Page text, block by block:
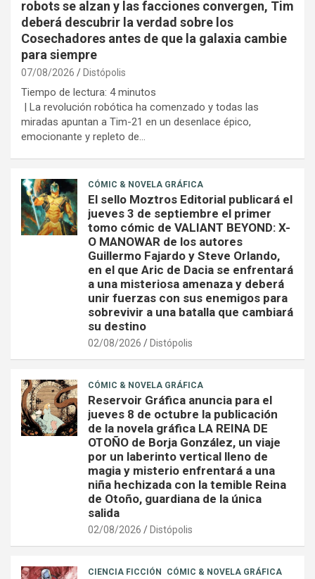
robots se alzan y las facciones convergen, Tim
deberá descubrir la verdad sobre los
Cosechadores antes de que la galaxia cambie
para siempre
07/08/2026 Distópolis
Tiempo de lectura: 4 minutos
| La revolución robótica ha comenzado y todas las
miradas apuntan a Tim-21 en un desenlace épico,
emocionante y repleto de…
CÓMIC & NOVELA GRÁFICA
El sello Moztros Editorial publicará el
jueves 3 de septiembre el primer
tomo cómic de VALIANT BEYOND: X-
O MANOWAR de los autores
Guillermo Fajardo y Steve Orlando,
en el que Aric de Dacia se enfrentará
a una misteriosa amenaza y deberá
unir fuerzas con sus enemigos para
sobrevivir a una batalla que cambiará
su destino
02/08/2026 Distópolis
CÓMIC & NOVELA GRÁFICA
Reservoir Gráfica anuncia para el
jueves 8 de octubre la publicación
de la novela gráfica LA REINA DE
OTOÑO de Borja González, un viaje
por un laberinto vertical lleno de
magia y misterio enfrentará a una
niña hechizada con la temible Reina
de Otoño, guardiana de la única
salida
02/08/2026 Distópolis
CIENCIA FICCIÓN CÓMIC & NOVELA GRÁFICA